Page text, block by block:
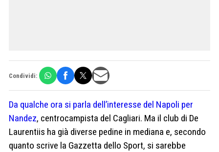
Condividi:
Da qualche ora si parla dell’interesse del Napoli per
Nandez, centrocampista del Cagliari. Ma il club di De
Laurentiis ha già diverse pedine in mediana e, secondo
quanto scrive la Gazzetta dello Sport, si sarebbe